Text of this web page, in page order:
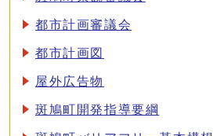
都市計画審議会
都市計画図
屋外広告物
斑鳩町開発指導要綱